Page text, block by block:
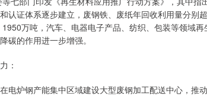
认证体系逐步建立，废钢铁、废纸年回收利用量分别
万吨，汽车、电器电子产品、纺织、包装等领域
碳的作用进一步增强。
：
炉钢产能集中区域建设大型废钢加工配送中心，推动